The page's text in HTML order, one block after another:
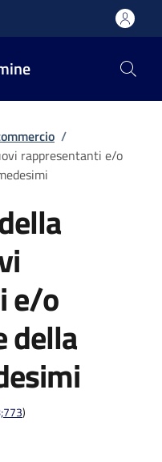
/
rappresentanti e/o
e/o
della
)